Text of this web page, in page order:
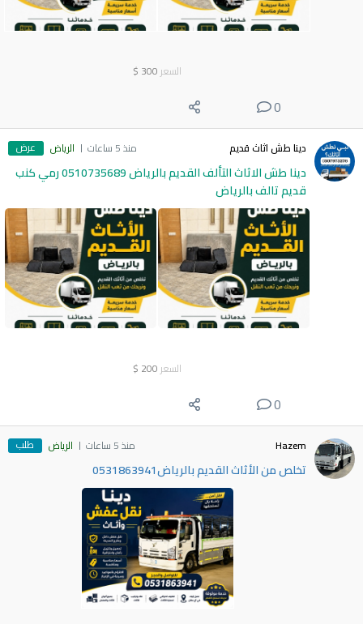
السعر 300
$
0
دينا طش اثاث قديم منذ 5 ساعات الرياض عرض
دينا طش الاثاث التألف القديم بالرياض 0510735689 رمي كنب
قديم تالف بالرياض
السعر 200
$
0
Hazem منذ 5 ساعات الرياض طلب
تخلص من الأثاث القديم بالرياض0531863941